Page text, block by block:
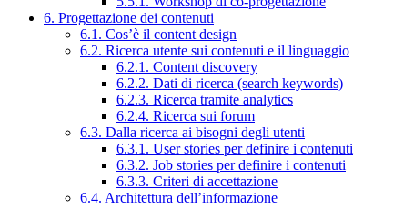
6. Progettazione dei contenuti
6.1. Cos’è il content design
6.2. Ricerca utente sui contenuti e il linguaggio
6.2.1. Content discovery
6.2.2. Dati di ricerca (search keywords)
6.2.3. Ricerca tramite analytics
6.2.4. Ricerca sui forum
6.3. Dalla ricerca ai bisogni degli utenti
6.3.1. User stories per definire i contenuti
6.3.2. Job stories per definire i contenuti
6.3.3. Criteri di accettazione
6.4. Architettura dell’informazione